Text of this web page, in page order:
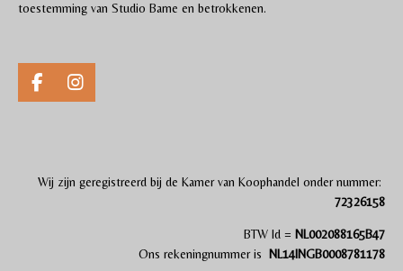
toestemming van Studio Barne en betrokkenen.
F
a
o
o
I
n
r
Wij zijn geregistreerd bij de Kamer van Koophandel onder nummer:
72326158
BTW Id = NL002088165B47
Ons rekeningnummer is NL14INGB0008781178